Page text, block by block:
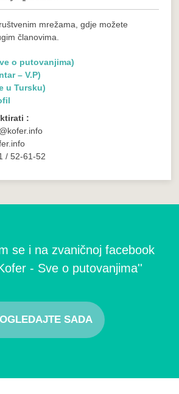
mrežama, gdje možete
članovima.
o putovanjima)
– V.P)
u Tursku)
:
/ 52-61-52
se i na zvaničnoj facebook
- Sve o putovanjima''
SADA